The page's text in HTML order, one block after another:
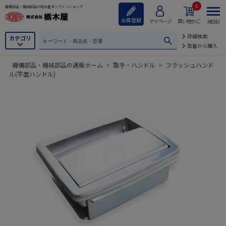
機構部品・機械部品の栃木屋オンラインショップ
会員登録 マイページ 買い物かご
0
カテゴリ
詳細検索
型番から購入
MENU
機構部品・機械部品の通販ホーム > 取手・ハンドル > フラッシュハンド
ル(平面ハンドル)